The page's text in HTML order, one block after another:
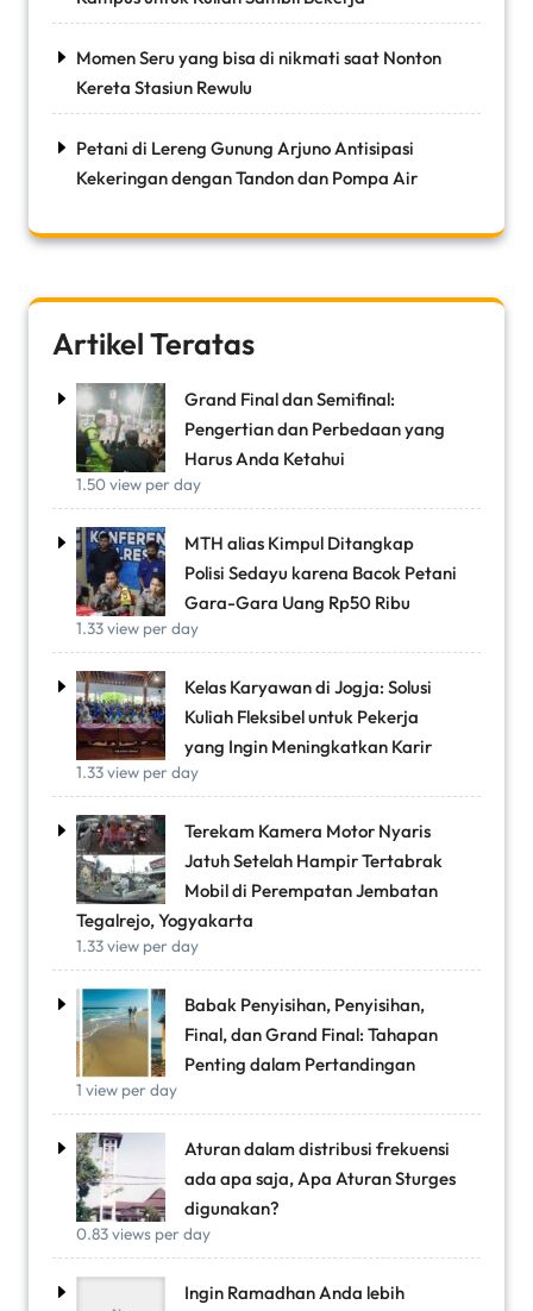
Momen Seru yang bisa di nikmati saat Nonton
Kereta Stasiun Rewulu
Petani di Lereng Gunung Arjuno Antisipasi
Kekeringan dengan Tandon dan Pompa Air
Artikel Teratas
Grand Final dan Semifinal:
Pengertian dan Perbedaan yang
Harus Anda Ketahui
1.50 view per day
MTH alias Kimpul Ditangkap
Polisi Sedayu karena Bacok Petani
Gara-Gara Uang Rp50 Ribu
1.33 view per day
Kelas Karyawan di Jogja: Solusi
Kuliah Fleksibel untuk Pekerja
yang Ingin Meningkatkan Karir
1.33 view per day
Terekam Kamera Motor Nyaris
Jatuh Setelah Hampir Tertabrak
Mobil di Perempatan Jembatan
Tegalrejo, Yogyakarta
1.33 view per day
Babak Penyisihan, Penyisihan,
Final, dan Grand Final: Tahapan
Penting dalam Pertandingan
1 view per day
Aturan dalam distribusi frekuensi
ada apa saja, Apa Aturan Sturges
digunakan?
0.83 views per day
Ingin Ramadhan Anda lebih